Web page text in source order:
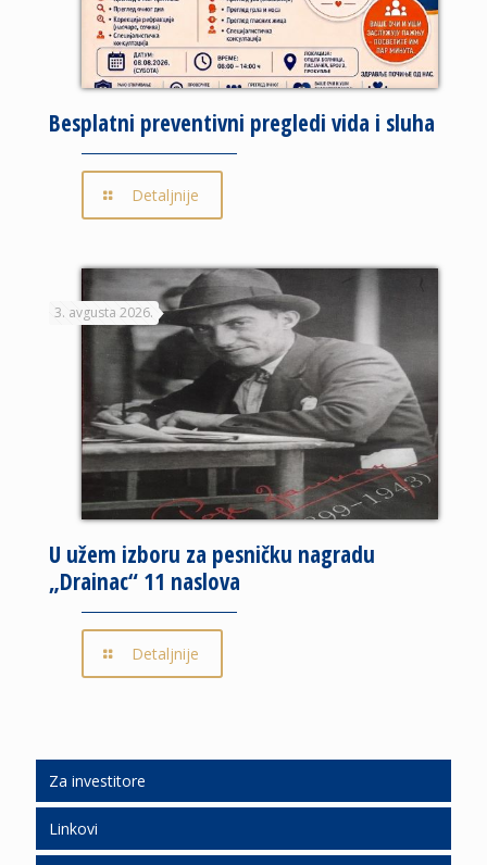
Besplatni preventivni pregledi vida i sluha
Detaljnije
3. avgusta 2026.
U užem izboru za pesničku nagradu
„Drainac“ 11 naslova
Detaljnije
Za investitore
Ljudski resursi
Linkovi